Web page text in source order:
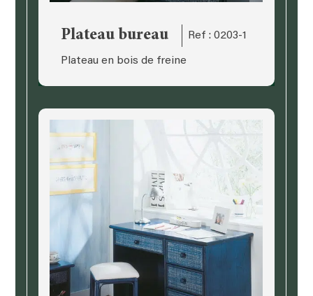
Plateau bureau Ref : 0203-1
Plateau en bois de freine